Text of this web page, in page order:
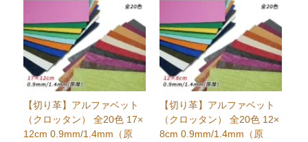
【切り革】アルファベット
（クロッタン） 全20色 17×
12cm 0.9mm/1.4mm（原
【切り革】アルファベット
（クロッタン） 全20色 12×
8cm 0.9mm/1.4mm（原